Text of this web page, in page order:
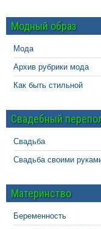
Модный образ
Мода
Архив рубрики мода
Как быть стильной
Свадебный
Свадьба
Свадьба своими
Материнство
Беременность